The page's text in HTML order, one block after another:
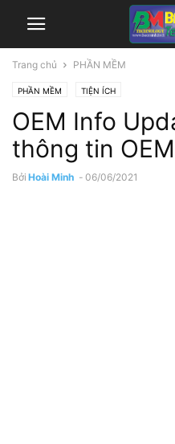
Trang chủ PHẦN MỀM
PHẦN MỀM TIỆN ÍCH
OEM Info
thông tin
Bởi Hoài Minh - 06/06/2021